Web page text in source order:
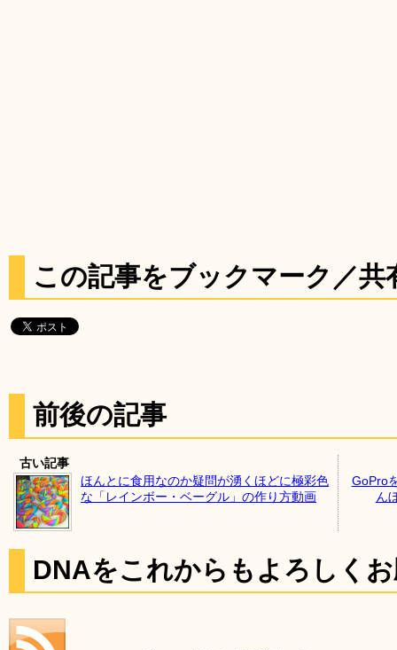
この記事をブックマーク／共
前後の記事
古い記事
ほんとに食用なのか疑問が湧くほどに極彩色
な「レインボー・ベーグル」の作り方動画
GoPro
ん
DNAをこれからもよろしく